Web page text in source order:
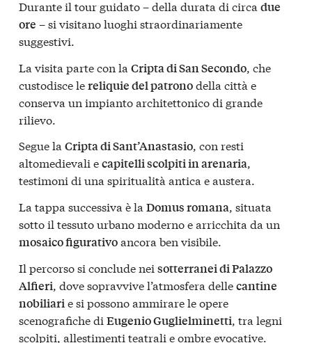
Durante il tour guidato – della durata di circa due
ore – si visitano luoghi straordinariamente
suggestivi.
La visita parte con la Cripta di San Secondo, che
custodisce lereliquie del patronodella città e
conserva un impianto architettonico di grande
rilievo.
Segue la Cripta di Sant’Anastasio, con resti
altomedievali ecapitelli scolpiti in arenaria,
testimoni di una spiritualità antica e austera.
La tappa successiva è la Domus romana, situata
sotto il tessuto urbano moderno e arricchita da un
mosaico figurativoancora ben visibile.
Il percorso si conclude nei sotterranei di Palazzo
Alfieri , dove sopravvive l’atmosfera dellecantine
nobiliari e si possono ammirare le opere
scenografiche di Eugenio Guglielminetti , tra legni
scolpiti, allestimenti teatrali e ombre evocative.